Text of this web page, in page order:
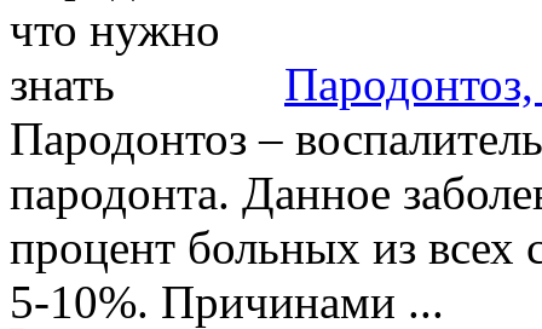
Пародонтоз –
пародонта. Данное
процент больных из всех
5-10%. Причинами ...